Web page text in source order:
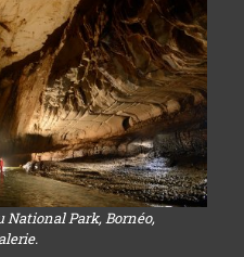
Park, Bornéo,